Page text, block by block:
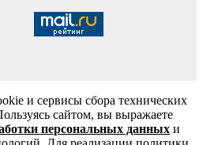
и сервисы сбора технических
сайтом, вы выражаете
персональных данных и